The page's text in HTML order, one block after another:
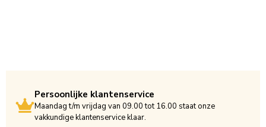
Persoonlijke klantenservice
Maandag t/m vrijdag van 09.00 tot 16.00 staat onze
vakkundige klantenservice klaar.